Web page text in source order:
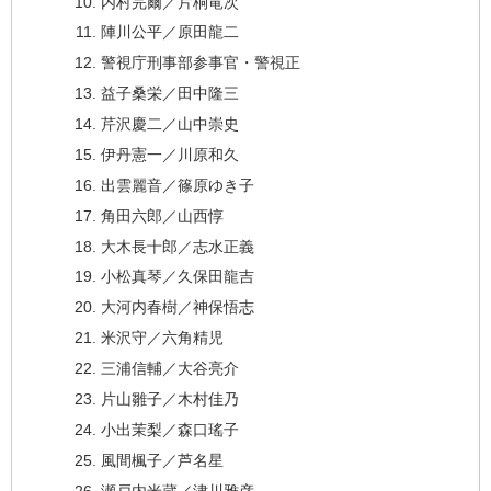
陣川公平／原田龍二
警視庁刑事部参事官・警視正
益子桑栄／田中隆三
芹沢慶二／山中崇史
伊丹憲一／川原和久
出雲麗音／篠原ゆき子
角田六郎／山西惇
大木長十郎／志水正義
小松真琴／久保田龍吉
大河内春樹／神保悟志
米沢守／六角精児
三浦信輔／大谷亮介
片山雛子／木村佳乃
小出茉梨／森口瑤子
風間楓子／芦名星